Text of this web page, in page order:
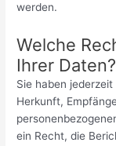
werden.
Welche
Ihrer Daten?
Sie haben
Herkunft,
ein Recht, die